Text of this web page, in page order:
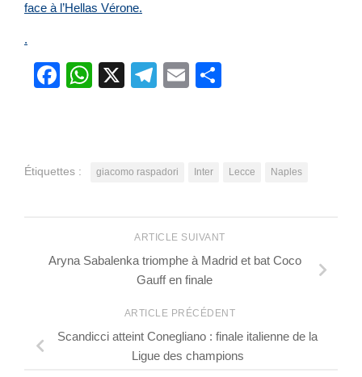
face à l’Hellas Vérone.
.
Facebook
WhatsApp
X Telegram
Email
Étiquettes : giacomo raspadori Inter Lecce Naples
ARTICLE SUIVANT
Aryna Sabalenka triomphe à Madrid et bat Coco
Gauff en finale
ARTICLE PRÉCÉDENT
Scandicci atteint Conegliano : finale italienne de la
Ligue des champions